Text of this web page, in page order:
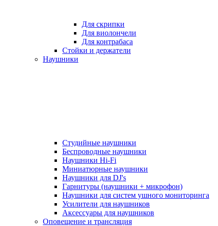
Для скрипки
Для виолончели
Для контрабаса
Стойки и держатели
Наушники
Студийные наушники
Беспроводные наушники
Наушники Hi-Fi
Миниатюрные наушники
Наушники для DJ's
Гарнитуры (наушники + микрофон)
Наушники для систем ушного мониторинга
Усилители для наушников
Аксессуары для наушников
Оповещение и трансляция